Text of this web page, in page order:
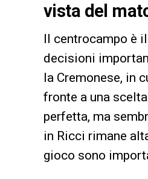
vista del
Il centrocampo è
decisioni
la Cremonese, in
fronte a una
perfetta, ma
in Ricci rimane
gioco sono